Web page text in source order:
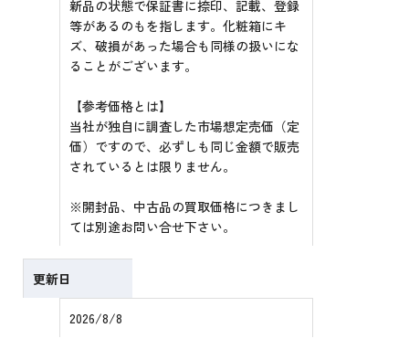
新品の状態で保証書に捺印、記載、登録
等があるのもを指します。化粧箱にキ
ズ、破損があった場合も同様の扱いにな
ることがございます。
【参考価格とは】
当社が独自に調査した市場想定売価（定
価）ですので、必ずしも同じ金額で販売
されているとは限りません。
※開封品、中古品の買取価格につきまし
ては別途お問い合せ下さい。
更新日
2026/8/8